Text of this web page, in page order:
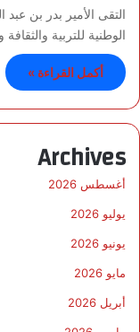
التقى الأمير بدر بن عبد
الوطنية للتربية
أكمل القراءة »
Archives
أغسطس 2026
يوليو 2026
يونيو 2026
مايو 2026
أبريل 2026